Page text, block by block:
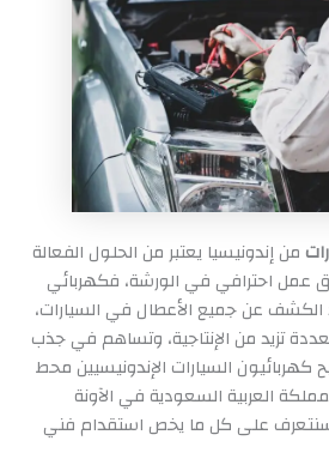
من إندونيسيا يعتبر من الحلول الفعالة
عمل احترافي في الورشة، فكهربائي
الكشف عن جميع الأعطال في السيارات،
تزيد من الإنتاجية، وتساهم في جذب
كهربائيون السيارات الإندونيسيين محط
العربية السعودية في الآونة
سنتعرف على كل ما يخص استقدام فني